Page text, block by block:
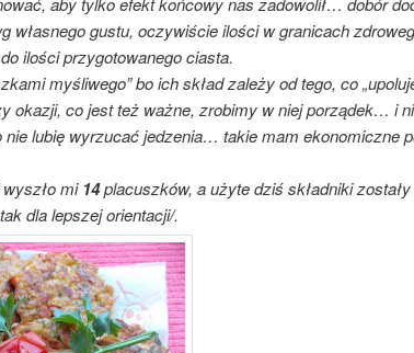
własnego gustu, oczywiście ilości w granicach
ilości przygotowanego ciasta.
myśliwego” bo ich skład zależy od tego, co
okazji, co jest też ważne, zrobimy w niej porządek… i
lubię wyrzucać jedzenia… takie mam ekonomiczne
mi 14placuszków, a użyte dziś składniki zostały
dla lepszej orientacji/.